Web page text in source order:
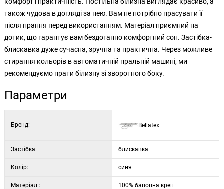
також чудова в догляді за нею. Вам не потрібно прасувати її
після прання перед використанням. Матеріал приємний на
дотик, що гарантує вам бездоганно комфортний сон. Застібка-
блискавка дуже сучасна, зручна та практична. Через можливе
стирання кольорів в автоматичній пральній машині, ми
рекомендуємо прати білизну зі зворотного боку.
Параметри
Бренд: Bellatex
Застібка: блискавка
Колір: синя
Матеріал : 100% бавовна креп